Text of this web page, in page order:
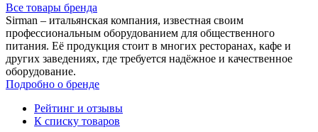
Все товары бренда
Sirman – итальянская компания, известная своим
профессиональным оборудованием для общественного
питания. Её продукция стоит в многих ресторанах, кафе и
других заведениях, где требуется надёжное и качественное
оборудование.
Подробно о бренде
Рейтинг и отзывы
К списку товаров